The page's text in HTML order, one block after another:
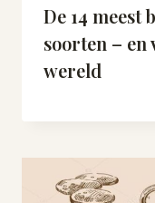
De 14 meest
soorten – en
wereld